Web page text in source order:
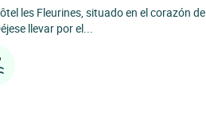
les Fleurines, situado en el corazón de
llevar por el...